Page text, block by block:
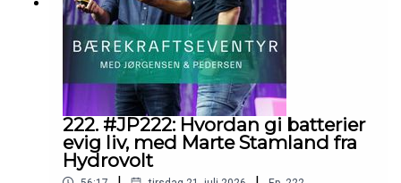
222. #JP222: Hvordan gi batterier
evig liv, med Marte Stamland fra
Hydrovolt